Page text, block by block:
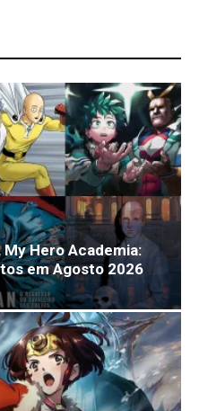
Hero Academia:
em Agosto 2026